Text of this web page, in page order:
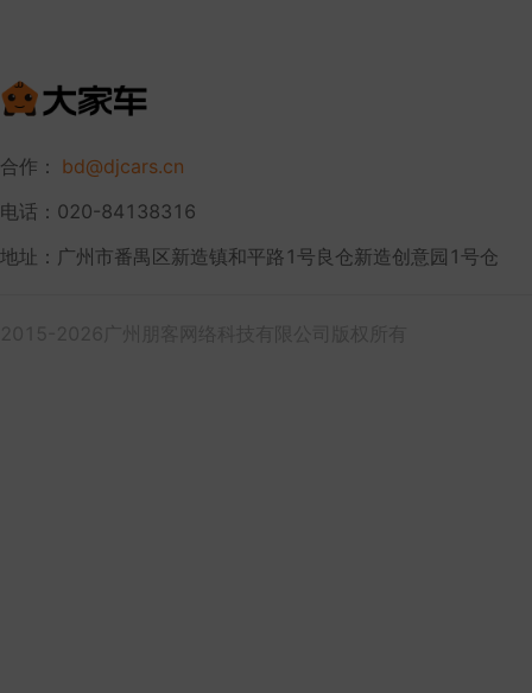
合作： bd@djcars.cn
电话：020-84138316
地址：广州市番禺区新造镇和平路1号良仓新造创意园1号仓